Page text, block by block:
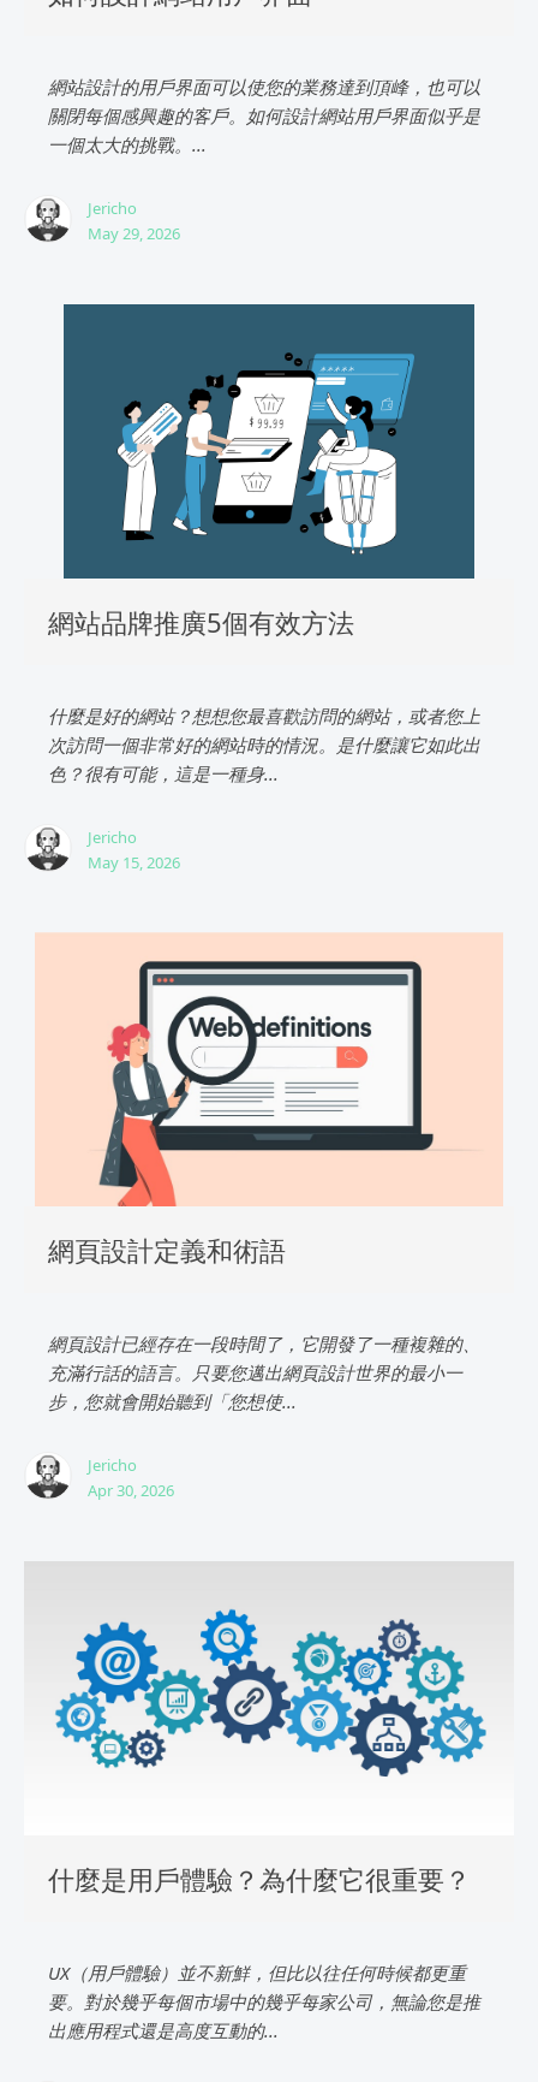
網站設計的用戶界面可以使您的業務達到頂峰，也可以
關閉每個感興趣的客戶。如何設計網站用戶界面似乎是
一個太大的挑戰。...
Jericho
May 29, 2026
網站品牌推廣5個有效方法
什麼是好的網站？想想您最喜歡訪問的網站，或者您上
次訪問一個非常好的網站時的情況。是什麼讓它如此出
色？很有可能，這是一種身...
Jericho
May 15, 2026
網頁設計定義和術語
網頁設計已經存在一段時間了，它開發了一種複雜的、
充滿行話的語言。只要您邁出網頁設計世界的最小一
步，您就會開始聽到「您想使...
Jericho
Apr 30, 2026
什麼是用戶體驗？為什麼它很重要？
UX（用戶體驗）並不新鮮，但比以往任何時候都更重
要。對於幾乎每個市場中的幾乎每家公司，無論您是推
出應用程式還是高度互動的...